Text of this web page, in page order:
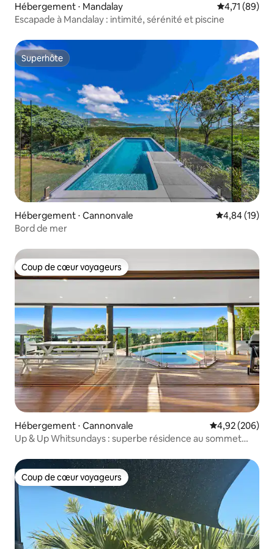
Hébergement ⋅ Mandalay Évaluation
4,71 (89)
Escapade à Mandalay : intimité, sérénité et piscine
Superhôte
Superhôte
Hébergement ⋅ Cannonvale Évaluation
4,84 (19)
Bord de mer
Coup de cœur voyageurs
Coup de cœur voyageurs
Hébergement ⋅ Cannonvale Évaluation
4,92 (206)
Up & Up Whitsundays : superbe résidence au sommet
Coup de cœur voyageurs
Coup de cœur voyageurs